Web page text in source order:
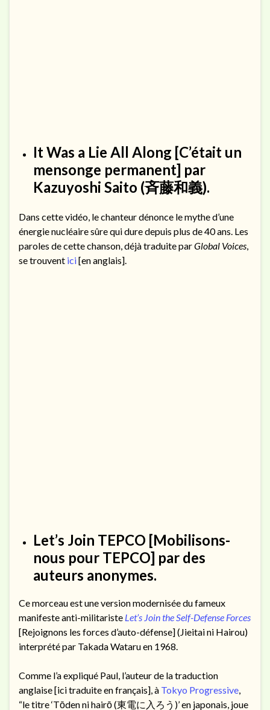
It Was a Lie All Along [C’était un
mensonge permanent] par
Kazuyoshi Saito (斉藤和義).
Dans cette vidéo, le chanteur dénonce le mythe d’une
énergie nucléaire sûre qui dure depuis plus de 40 ans. Les
paroles de cette chanson, déjà traduite parGlobal Voices,
se trouvent ici[en anglais].
Let’s Join TEPCO [Mobilisons-
nous pour TEPCO] par des
auteurs anonymes.
Ce morceau est une version modernisée du fameux
manifeste anti-militariste Let’s Join the Self-Defense Forces
[Rejoignons les forces d’auto-défense] (Jieitai ni Hairou)
interprété par Takada Wataru en 1968.
Comme l’a expliqué Paul, l’auteur de la traduction
anglaise [ici traduite en français], à Tokyo Progressive,
“le titre ‘Tōden ni hairō (東電に入ろう)’ en japonais, joue